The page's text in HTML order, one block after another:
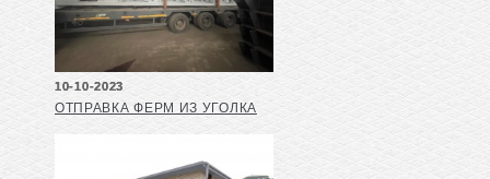
10-10-2023
ОТПРАВКА ФЕРМ ИЗ УГОЛКА